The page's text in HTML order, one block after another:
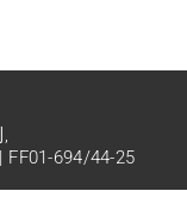
FF01-694/44-25